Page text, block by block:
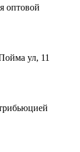
ул, 11